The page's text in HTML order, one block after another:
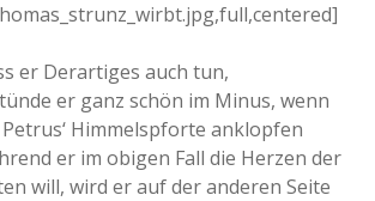
er Derartiges auch tun,
er ganz schön im Minus, wenn
Himmelspforte anklopfen
er im obigen Fall die Herzen der
will, wird er auf der anderen Seite